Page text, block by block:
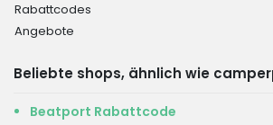
Rabattcodes
Angebote
Beliebte shops, ähnlich wie
Beatport Rabattcode